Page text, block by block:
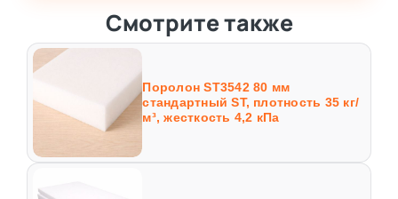
Смотрите также
Поролон ST3542 80 мм
стандартный ST, плотность 35 кг/
м³, жесткость 4,2 кПа